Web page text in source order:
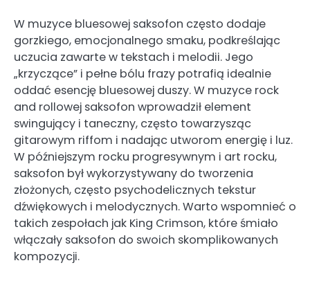
W muzyce bluesowej saksofon często dodaje
gorzkiego, emocjonalnego smaku, podkreślając
uczucia zawarte w tekstach i melodii. Jego
„krzyczące” i pełne bólu frazy potrafią idealnie
oddać esencję bluesowej duszy. W muzyce rock
and rollowej saksofon wprowadził element
swingujący i taneczny, często towarzysząc
gitarowym riffom i nadając utworom energię i luz.
W późniejszym rocku progresywnym i art rocku,
saksofon był wykorzystywany do tworzenia
złożonych, często psychodelicznych tekstur
dźwiękowych i melodycznych. Warto wspomnieć o
takich zespołach jak King Crimson, które śmiało
włączały saksofon do swoich skomplikowanych
kompozycji.